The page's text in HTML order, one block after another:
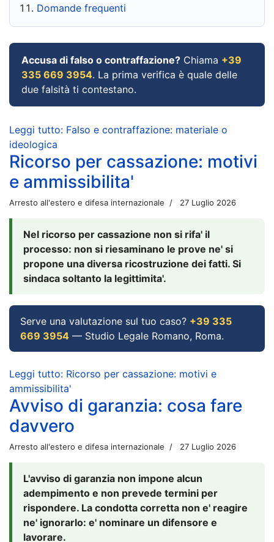
Domande frequenti
Accusa di falso o contraffazione? Chiama +39
335 669 3954. La prima verifica è quale delle
due falsità ti contestano.
Leggi tutto: Falso e contraffazione: materiale o
ideologica
Ricorso per cassazione: motivi
e ammissibilita'
Arresto all'estero e difesa internazionale 27 Luglio 2026
Nel ricorso per cassazione non si rifa' il
processo: non si riesaminano le prove ne' si
propone una diversa ricostruzione dei fatti. Si
sindaca soltanto la legittimita'.
Serve una valutazione sul tuo caso? +39 335
669 3954 — Studio Legale Romano, Roma.
Leggi tutto: Ricorso per cassazione: motivi e
ammissibilita'
Avviso di garanzia: cosa fare
davvero
Arresto all'estero e difesa internazionale 27 Luglio 2026
L'avviso di garanzia non impone alcun
adempimento e non prevede termini per
rispondere. La condotta corretta non e' reagire
ne' ignorarlo: e' nominare un difensore e
lavorare.